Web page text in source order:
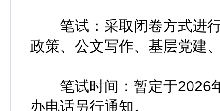
笔试：采取闭卷方式进行
政策、公文写作、基层党建
笔试时间：暂定于2026
办电话另行通知。